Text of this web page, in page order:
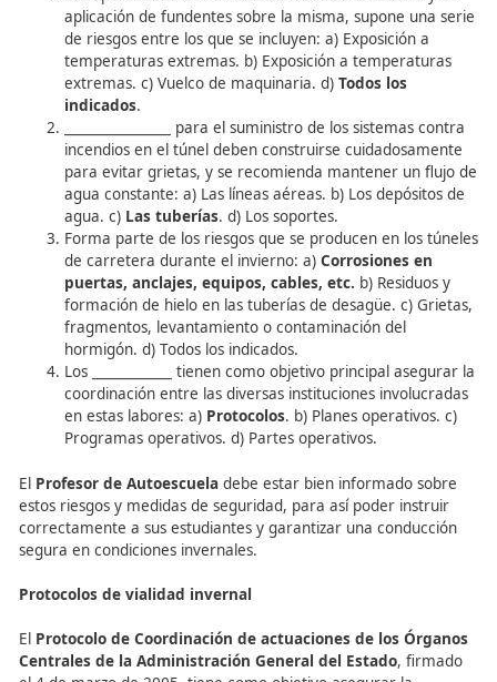
Estos planes detallan las acciones a seguir, los equipos y
materiales necesarios, y la organización del personal
asegurar una respuesta eficiente y oportuna ante
invernales. Nuevamente, elProfesor de Autoescuela
destacar la importancia de estos planes operativos
lecciones de conducción en invierno.
PREGUNTAS DE CONTROL
Las operaciones de retirada de nieve de la
aplicación de fundentes sobre la misma, supone
de riesgos entre los que se incluyen: a) Exposición
temperaturas extremas. b) Exposición a
extremas. c) Vuelco de maquinaria. d)
indicados.
________________ para el suministro de los
incendios en el túnel deben construirse
agua constante: a) Las líneas aéreas. b) Los
agua. c)Las tuberías. d) Los soportes.
Forma parte de los riesgos que se producen en
puertas, anclajes, equipos, cables, etc.
fragmentos, levantamiento o contaminación del
hormigón. d) Todos los indicados.